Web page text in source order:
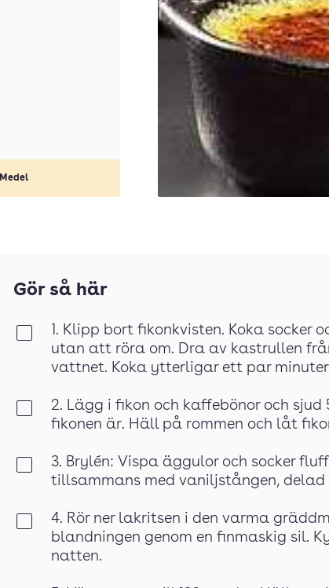
Medel
Gör så här
1. Klipp bort fikonkvisten. Koka
utan att röra om. Dra av kastrullen
vattnet. Koka ytterligar ett par
2. Lägg i fikon och kaffebönor och
fikonen är. Häll på rommen och låt
3. Brylén: Vispa äggulor och socker
tillsammans med vaniljstången, delad
4. Rör ner lakritsen i den varma
blandningen genom en finmaskig sil.
natten.